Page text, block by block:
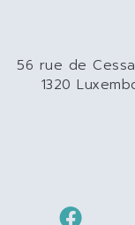
56 rue de
1320